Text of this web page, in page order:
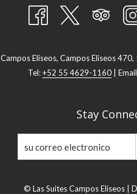
NUEVA
Campos Eliseos, Campos Eliseos
Tel:+52 55 4629-1160 |
Stay
© Las Suites Campos Eliseos |